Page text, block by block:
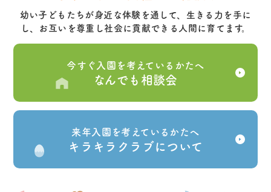
幼い子どもたちが身近な体験を通して、生きる力を手に
し、お互いを尊重し社会に貢献できる人間に育てます。
今すぐ入園を考えているかたへ
なんでも相談会
来年入園を考えているかたへ
キラキラクラブについて